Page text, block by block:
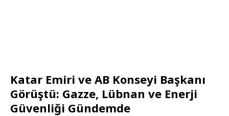
Katar Emiri ve AB Konseyi Başkanı
Görüştü: Gazze, Lübnan ve Enerji
Güvenliği Gündemde